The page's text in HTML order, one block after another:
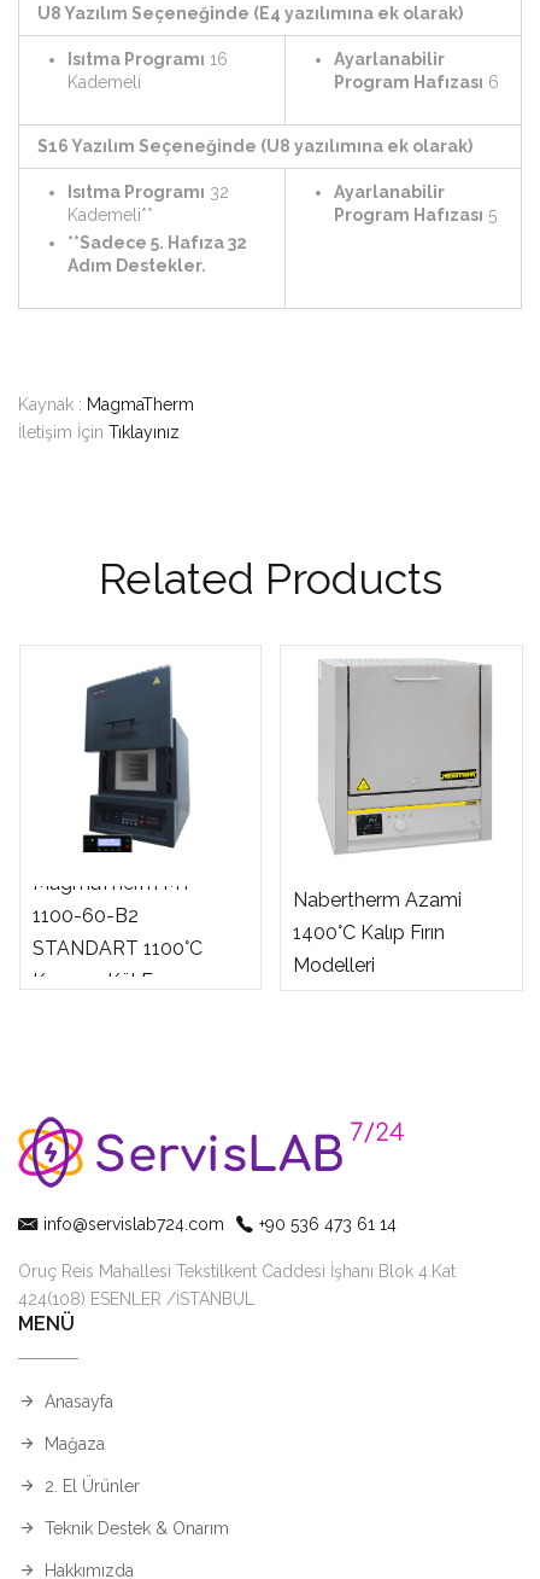
U8 Yazılım Seçeneğinde (E4 yazılımına ek olarak)
Isıtma Programı 16
Kademeli
Ayarlanabilir
Program Hafızası 6
S16 Yazılım Seçeneğinde (U8 yazılımına ek olarak)
Isıtma Programı 32
Kademeli**
**Sadece 5. Hafıza 32
Adım Destekler.
Ayarlanabilir
Program Hafızası 5
Kaynak : MagmaTherm
İletişim İçin Tıklayınız
Related Products
MagmaTherm MT-
1100-60-B2
STANDART 1100°C
Kamara Kül Fırını
Nabertherm Azami
1400°C Kalıp Fırın
Modelleri
info@servislab724.com +90 536 473 61 14
Oruç Reis Mahallesi Tekstilkent Caddesi İşhanı Blok 4.Kat
424(108) ESENLER /İSTANBUL
MENÜ
Anasayfa
Mağaza
2. El Ürünler
Teknik Destek & Onarım
Hakkımızda